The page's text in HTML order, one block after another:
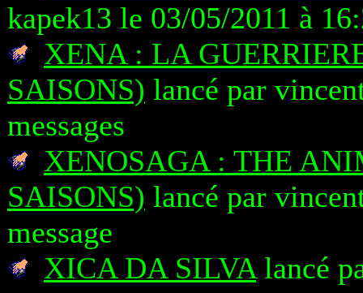
kapek13 le 03/05/2011 à
XENA : LA
SAISONS) lancé par
messages
XENOSAGA : THE
SAISONS) lancé par
message
XICA DA SILVAlancé